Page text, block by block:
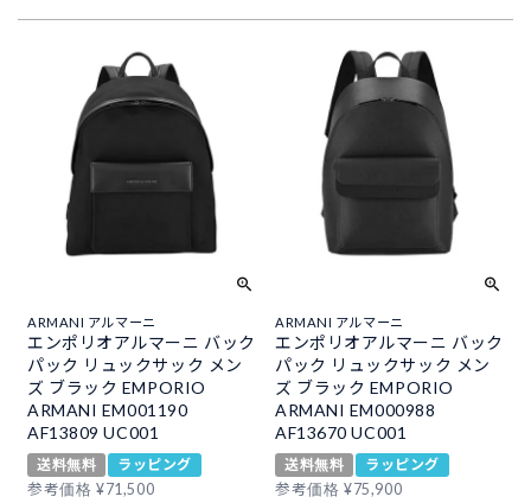
ARMANI アルマーニ
エンポリオアルマーニ バック
パック リュックサック メン
ズ ブラック EMPORIO
ARMANI EM001190
AF13809 UC001
送料無料
ラッピング
参考価格 ¥71,500
ARMANI アルマーニ
エンポリオアルマーニ バック
パック リュックサック メン
ズ ブラック EMPORIO
ARMANI EM000988
AF13670 UC001
送料無料
ラッピング
参考価格 ¥75,900